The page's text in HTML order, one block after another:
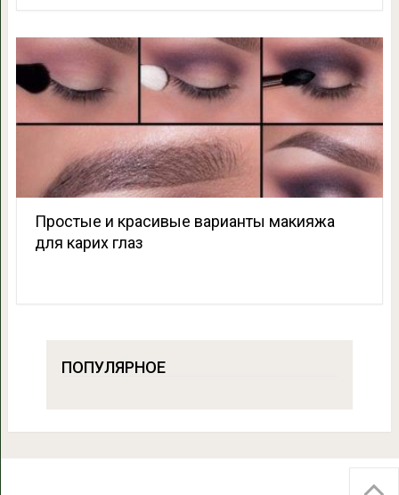
Простые и красивые варианты макияжа
для карих глаз
ПОПУЛЯРНОЕ